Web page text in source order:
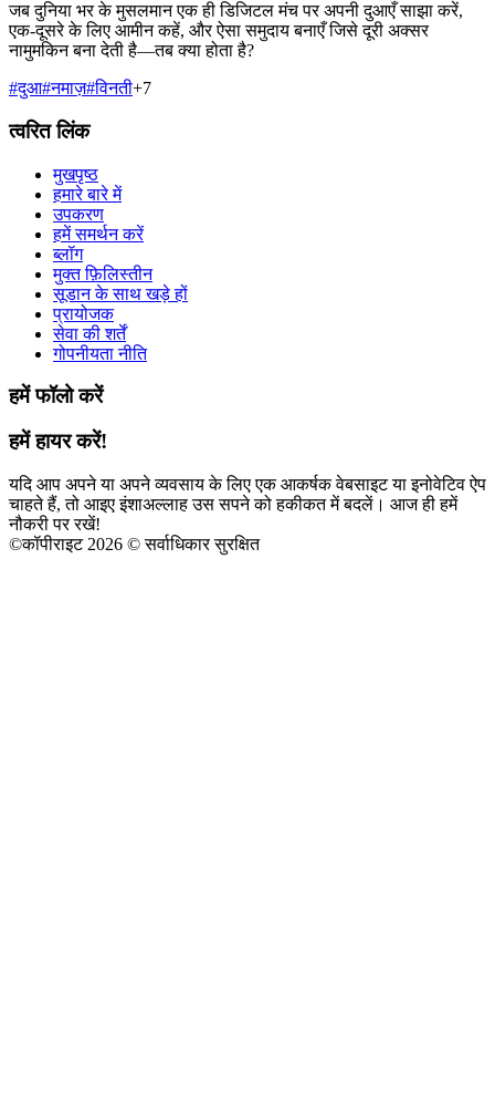
जब दुनिया भर के मुसलमान एक ही डिजिटल मंच पर अपनी दुआएँ साझा करें,
एक-दूसरे के लिए आमीन कहें, और ऐसा समुदाय बनाएँ जिसे दूरी अक्सर
नामुमकिन बना देती है—तब क्या होता है?
#दुआ#नमाज़#विनती+7
त्वरित लिंक
मुखपृष्ठ
हमारे बारे में
उपकरण
हमें समर्थन करें
ब्लॉग
मुक्त फ़िलिस्तीन
सूडान के साथ खड़े हों
प्रायोजक
सेवा की शर्तें
गोपनीयता नीति
हमें फॉलो करें
हमें हायर करें!
यदि आप अपने या अपने व्यवसाय के लिए एक आकर्षक वेबसाइट या इनोवेटिव ऐप
चाहते हैं, तो आइए इंशाअल्लाह उस सपने को हकीकत में बदलें। आज ही हमें
नौकरी पर रखें!
©कॉपीराइट 2026 © सर्वाधिकार सुरक्षित